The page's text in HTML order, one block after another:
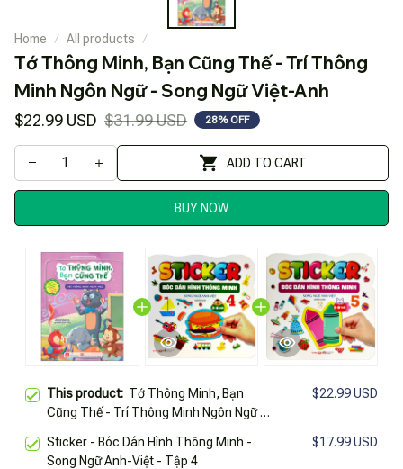
Home All products
Tớ Thông Minh, Bạn Cũng Thế - Trí Thông
Minh Ngôn Ngữ - Song Ngữ Việt-Anh
$22.99 USD $31.99 USD 28% OFF
ADD TO CART
BUY NOW
This product: Tớ Thông Minh, Bạn
Cũng Thế - Trí Thông Minh Ngôn Ngữ -
$22.99 USD
Sticker - Bóc Dán Hình Thông Minh -
Song Ngữ Anh-Việt - Tập 4
$17.99 USD